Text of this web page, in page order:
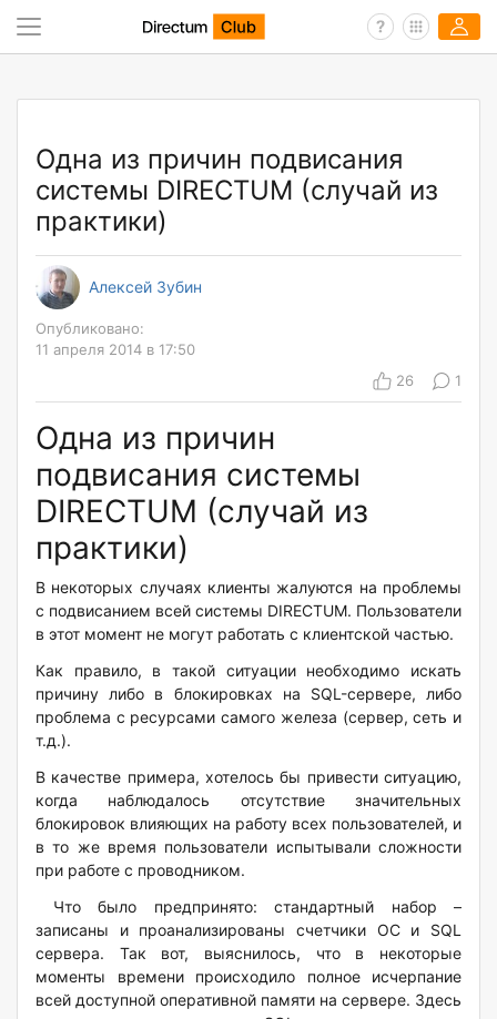
Одна из причин подвисания
системы DIRECTUM (случай из
практики)
Алексей Зубин
Опубликовано:
11 апреля 2014 в 17:50
26
1
Одна из причин
подвисания системы
DIRECTUM (случай из
практики)
В некоторых случаях клиенты жалуются на проблемы
с подвисанием всей системы DIRECTUM. Пользователи
в этот момент не могут работать с клиентской частью.
Как правило, в такой ситуации необходимо искать
причину либо в блокировках на SQL-сервере, либо
проблема с ресурсами самого железа (сервер, сеть и
т.д.).
В качестве примера, хотелось бы привести ситуацию,
когда наблюдалось отсутствие значительных
блокировок влияющих на работу всех пользователей, и
в то же время пользователи испытывали сложности
при работе с проводником.
Что было предпринято: стандартный набор –
записаны и проанализированы счетчики ОС и SQL
сервера. Так вот, выяснилось, что в некоторые
моменты времени происходило полное исчерпание
всей доступной оперативной памяти на сервере. Здесь